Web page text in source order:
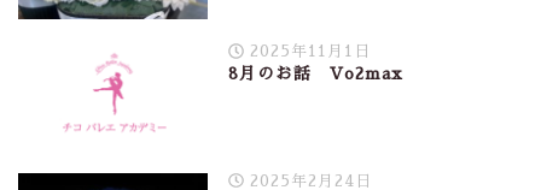
2025年11月1日
8月のお話 Vo2max
2025年2月24日